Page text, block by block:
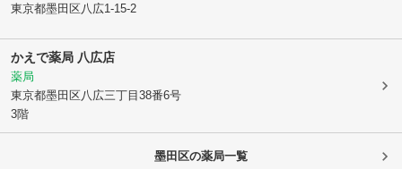
東京都墨田区 八広1-15-2
かえで薬局 八広店
薬局
東京都墨田区 八広三丁目38番6号
3階
墨田区の薬局一覧